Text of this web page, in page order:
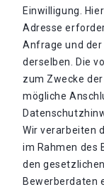
Einwilligung.
Adresse
Anfrage und
derselben. Die
zum Zwecke
mögliche
Wir verarbeiten
im Rahmen des
den
Bewerberdaten